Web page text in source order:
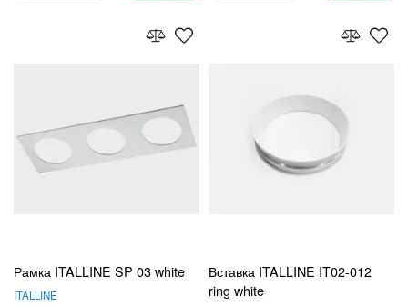
Рамка ITALLINE SP 03 white
ITALLINE
Вставка ITALLINE IT02-012
ring white